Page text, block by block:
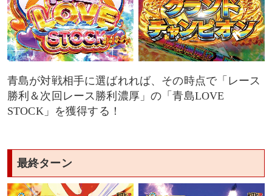
青島が対戦相手に選ばれれば、その時点で「レース
勝利＆次回レース勝利濃厚」の「青島LOVE
STOCK」を獲得する！
最終ターン